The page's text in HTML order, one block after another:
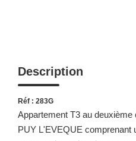
Description
Réf : 283G
Appartement T3 au
PUY L'EVEQUE comprenant